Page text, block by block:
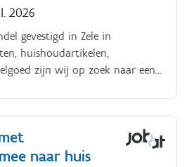
2026
gevestigd in Zele in
huishoudartikelen,
zijn wij op zoek naar een
producten naar onze klanten
gaat alleen de baan op en
dag Je bent verantwoordelijk
naar huis